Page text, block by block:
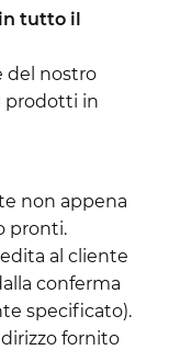
tutto il
del nostro
prodotti in
non appena
pronti.
al cliente
conferma
specificato).
fornito